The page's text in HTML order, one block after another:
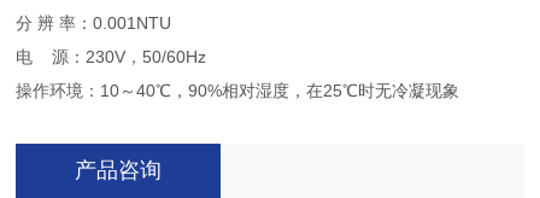
分 辨 率：0.001NTU
电 源：230V，50/60Hz
操作环境：10～40℃，90%相对湿度，在25℃时无冷凝现象
产品咨询